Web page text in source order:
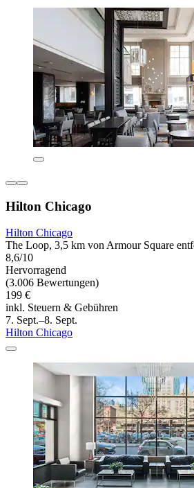
Hilton Chicago
Hilton Chicago
The Loop, 3,5 km von Armour Square
8,6/10
Hervorragend
(3.006 Bewertungen)
199 €
inkl. Steuern & Gebühren
7. Sept.–8. Sept.
Hilton Chicago